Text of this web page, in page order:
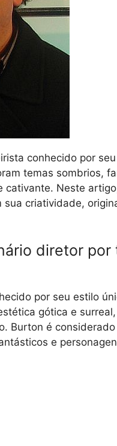
conhecido por
temas sombrios,
Neste
criatividade,
diretor por
por seu estilo
gótica e
Burton é
e